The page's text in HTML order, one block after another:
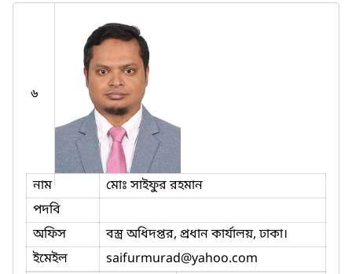
৬
নাম
মোঃ সাইফুর রহমান
পদবি
অফিস
বস্ত্র অধিদপ্তর, প্রধান কার্যালয়, ঢাকা।
ইমেইল
saifurmurad@yahoo.com